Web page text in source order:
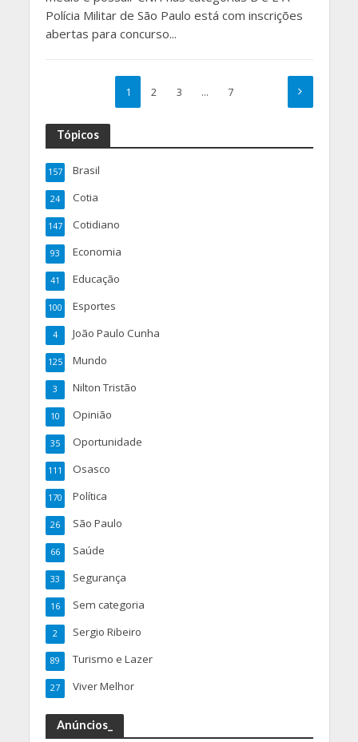
Polícia Militar de São Paulo está com inscrições
abertas para concurso...
1 2 3 … 7
Tópicos
Brasil
157
Cotia
24
Cotidiano
147
Economia
93
Educação
41
Esportes
100
João Paulo Cunha
4
Mundo
125
Nilton Tristão
3
Opinião
10
Oportunidade
35
Osasco
111
Política
170
São Paulo
26
Saúde
66
Segurança
33
Sem categoria
16
Sergio Ribeiro
2
Turismo e Lazer
89
Viver Melhor
27
Anúncios_